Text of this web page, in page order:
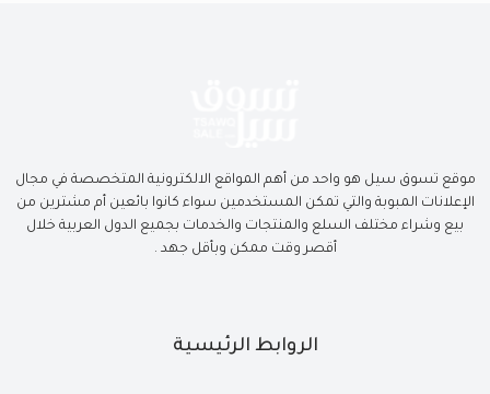
موقع تسوق سيل هو واحد من أهم المواقع الالكترونية المتخصصة في مجال
الإعلانات المبوبة والتي تمكن المستخدمين سواء كانوا بائعين أم مشترين من
بيع وشراء مختلف السلع والمنتجات والخدمات بجميع الدول العربية خلال
أقصر وقت ممكن وبأقل جهد .
الروابط الرئيسية